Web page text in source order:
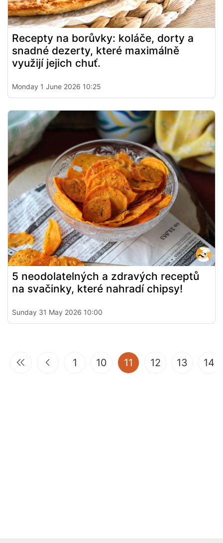
Recepty na borůvky: koláče, dorty a
snadné dezerty, které maximálně
využijí jejich chuť.
Monday 1 June 2026 10:25
5 neodolatelných a zdravých receptů
na svačinky, které nahradí chipsy!
Sunday 31 May 2026 10:00
1 10 11 (current)
12 13 14